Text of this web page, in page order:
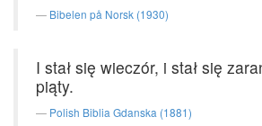
Bibelen på Norsk (1930)
I stał się wieczór, i stał się
piąty.
Polish Biblia Gdanska (1881)